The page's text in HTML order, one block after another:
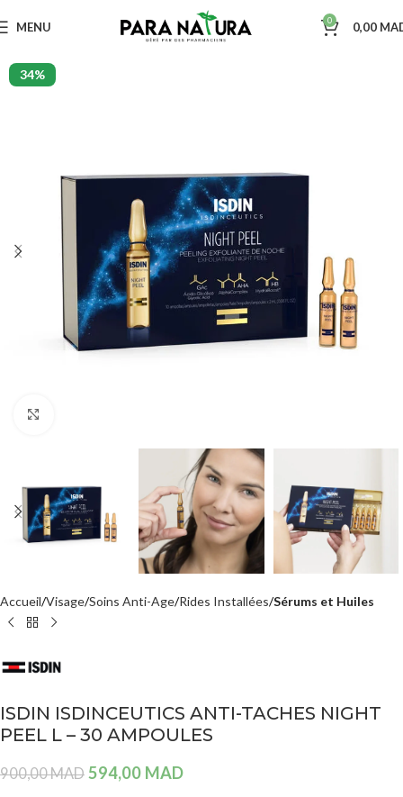
MENU 0 0,00
34%
Accueil Visage Soins Anti-Age Rides Installées Sérums et Huiles
ISDIN ISDINCEUTICS ANTI-TACHES NIGHT
PEEL L – 30 AMPOULES
900,00MAD 594,00 MAD